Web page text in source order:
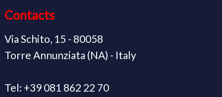
Contacts
Via Schito, 15 - 80058
Torre Annunziata (NA) - Italy
Tel: +39 081 862 22 70